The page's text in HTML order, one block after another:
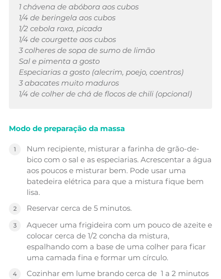
1 chávena de abóbora aos cubos
1/4 de beringela aos cubos
1/2 cebola roxa, picada
1/4 de courgette aos cubos
3 colheres de sopa de sumo de limão
Sal e pimenta a gosto
Especiarias a gosto (alecrim, poejo, coentros)
3 abacates muito maduros
1/4 de colher de chá de flocos de chili (opcional)
Modo de preparação da massa
Num recipiente, misturar a farinha de grão-de-
bico com o sal e as especiarias. Acrescentar a água
aos poucos e misturar bem. Pode usar uma
batedeira elétrica para que a mistura fique bem
lisa.
Reservar cerca de 5 minutos.
Aquecer uma frigideira com um pouco de azeite e
colocar cerca de 1/2 concha da mistura,
espalhando com a base de uma colher para ficar
uma camada fina e formar um círculo.
Cozinhar em lume brando cerca de 1 a 2 minutos